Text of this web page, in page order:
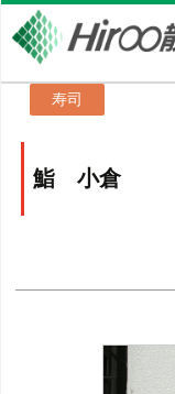
寿司
鮨 小倉